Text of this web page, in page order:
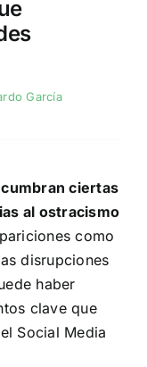
García
ciertas
al ostracismo
como
disrupciones
haber
clave que
Social Media